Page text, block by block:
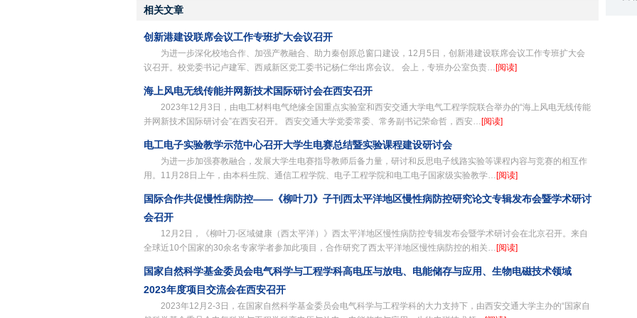
相关文章
创新港建设联席会议工作专班扩大会议召开
为进一步深化校地合作、加强产教融合、助力秦创原总窗口建设，12月5日，创新港建设联席会议工作专班扩大会
议召开。校党委书记卢建军、西咸新区党工委书记杨仁华出席会议。 会上，专班办公室负责…[阅读]
海上风电无线传能并网新技术国际研讨会在西安召开
2023年12月3日，由电工材料电气绝缘全国重点实验室和西安交通大学电气工程学院联合举办的“海上风电无线传能
并网新技术国际研讨会”在西安召开。 西安交通大学党委常委、常务副书记荣命哲，西安…[阅读]
电工电子实验教学示范中心召开大学生电赛总结暨实验课程建设研讨会
为进一步加强赛教融合，发展大学生电赛指导教师后备力量，研讨和反思电子线路实验等课程内容与竞赛的相互作
用。11月28日上午，由本科生院、通信工程学院、电子工程学院和电工电子国家级实验教学…[阅读]
国际合作共促慢性病防控——《柳叶刀》子刊西太平洋地区慢性病防控研究论文专辑发布会暨学术研讨
会召开
12月2日，《柳叶刀-区域健康（西太平洋）》西太平洋地区慢性病防控专辑发布会暨学术研讨会在北京召开。来自
全球近10个国家的30余名专家学者参加此项目，合作研究了西太平洋地区慢性病防控的相关…[阅读]
国家自然科学基金委员会电气科学与工程学科高电压与放电、电能储存与应用、生物电磁技术领域
2023年度项目交流会在西安召开
2023年12月2-3日，在国家自然科学基金委员会电气科学与工程学科的大力支持下，由西安交通大学主办的“国家自